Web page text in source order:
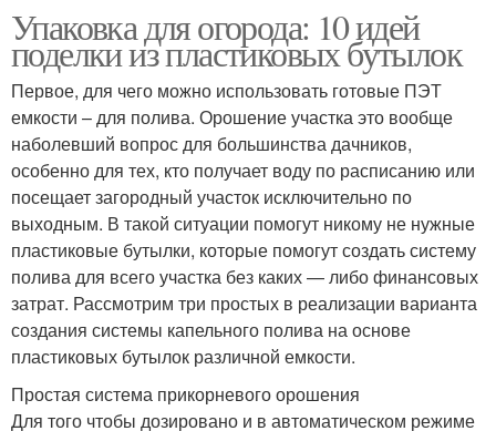
Упаковка для огорода: 10 идей
поделки из пластиковых бутылок
Первое, для чего можно использовать готовые ПЭТ
емкости – для полива. Орошение участка это вообще
наболевший вопрос для большинства дачников,
особенно для тех, кто получает воду по расписанию или
посещает загородный участок исключительно по
выходным. В такой ситуации помогут никому не нужные
пластиковые бутылки, которые помогут создать систему
полива для всего участка без каких — либо финансовых
затрат. Рассмотрим три простых в реализации варианта
создания системы капельного полива на основе
пластиковых бутылок различной емкости.
Простая система прикорневого орошения
Для того чтобы дозировано и в автоматическом режиме